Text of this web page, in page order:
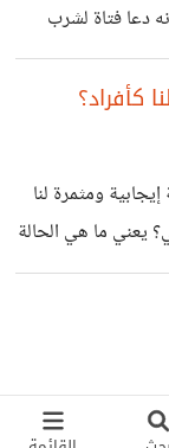
دعا فتاة لشرب
وقت دفع الفاتورة
لكنه قبل بعد
المقبلة ولكنها
أنا من بعد هذه
كأفراد؟
ومثمرة لنا
يعني ما هي الحالة
النمو